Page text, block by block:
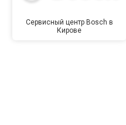
Сервисный центр Bosch в
Кирове